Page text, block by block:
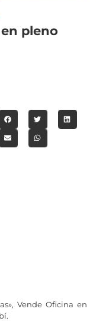
pleno
Vende Oficina en